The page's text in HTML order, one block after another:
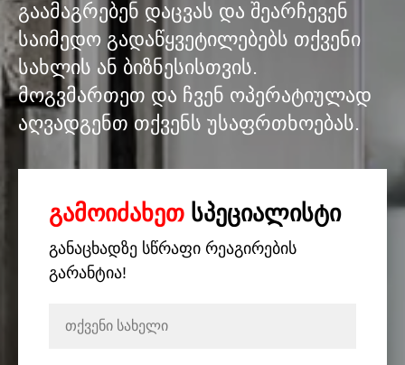
გაამაგრებენ დაცვას და შეარჩევენ
საიმედო გადაწყვეტილებებს თქვენი
სახლის ან ბიზნესისთვის.
მოგვმართეთ და ჩვენ ოპერატიულად
აღვადგენთ თქვენს უსაფრთხოებას.
გამოიძახეთ სპეციალისტი
განაცხადზე სწრაფი რეაგირების
გარანტია!